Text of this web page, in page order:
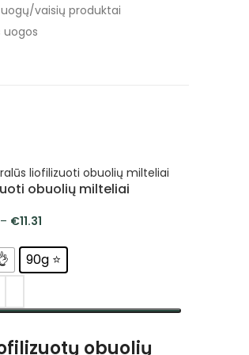
vaisių produktai
uogos
obuolių milteliai
– €11.31
90g ⭐
obuolių